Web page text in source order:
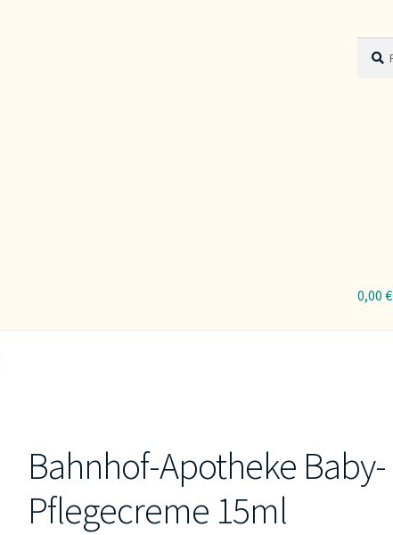
nach:
0,00 €
Bahnhof-Apotheke Baby-
Pflegecreme 15ml